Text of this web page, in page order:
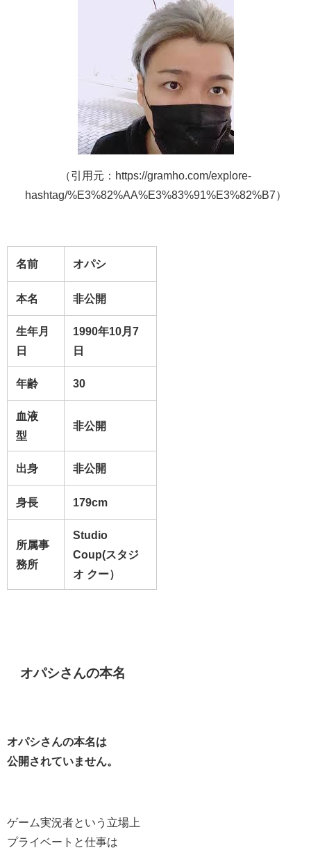
（引用元：https://gramho.com/explore-
hashtag/%E3%82%AA%E3%83%91%E3%82%B7）
名前 オパシ
本名 非公開
生年月
日
1990年10月7
日
年齢 30
血液
型
非公開
出身 非公開
身長 179cm
所属事
務所
Studio
Coup(スタジ
オ クー）
オパシさんの本名
オパシさんの本名は
公開されていません。
ゲーム実況者という立場上
プライベートと仕事は